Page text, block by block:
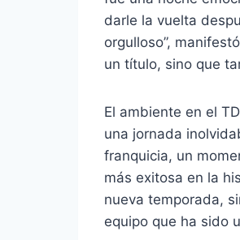
darle la vuelta
orgulloso”,
un título, sino que
El ambiente en el
una jornada
franquicia, un
más exitosa en la
nueva temporada,
equipo que ha sido